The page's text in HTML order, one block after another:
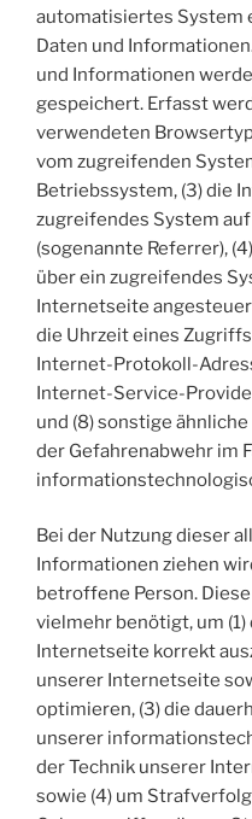
automatisiertes System
Daten und
und Informationen
gespeichert. Erfasst
verwendeten
vom zugreifenden
Betriebssystem, (3) die
zugreifendes System
(sogenannte Referrer),
über ein zugreifendes
Internetseite
die Uhrzeit eines
Internet-Protokoll-
Internet-Service-
und (8) sonstige
der Gefahrenabwehr im
Bei der Nutzung dieser
Informationen ziehen
betroffene Person.
vielmehr benötigt, um
Internetseite korrekt
unserer Internetseite
optimieren, (3) die
unserer
der Technik unserer
sowie (4) um